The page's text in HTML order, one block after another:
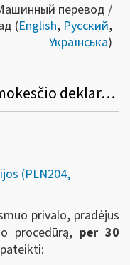
перевод /
(English, Русский,
Українська)
Ar teikiama metinė pelno mokesčio deklaracija, jei yra pradėta vieneto bankroto ar restruktūrizavimo procedūra?
(PLN204,
privalo, pradėjus
procedūrą, per 30